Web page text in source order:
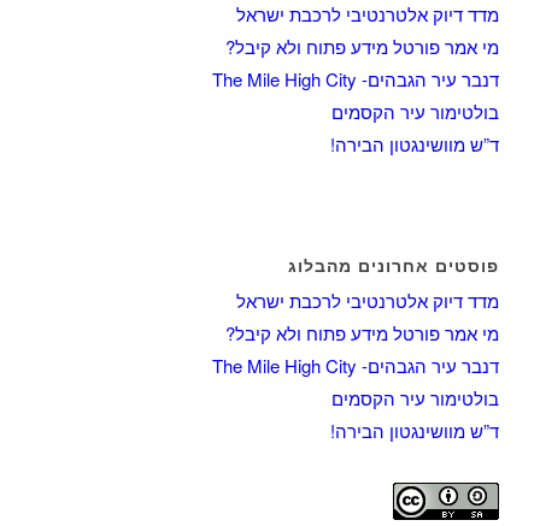
מדד דיוק אלטרנטיבי לרכבת ישראל
מי אמר פורטל מידע פתוח ולא קיבל?
דנבר עיר הגבהים- The Mile High City
בולטימור עיר הקסמים
ד”ש מוושינגטון הבירה!
פוסטים אחרונים מהבלוג
מדד דיוק אלטרנטיבי לרכבת ישראל
מי אמר פורטל מידע פתוח ולא קיבל?
דנבר עיר הגבהים- The Mile High City
בולטימור עיר הקסמים
ד”ש מוושינגטון הבירה!